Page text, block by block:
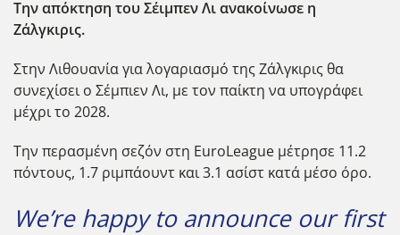
Την απόκτηση του Σέιμπεν Λι ανακοίνωσε η
Ζάλγκιρις.
Στην Λιθουανία για λογαριασμό της Ζάλγκιρις θα
συνεχίσει ο Σέμπιεν Λι, με τον παίκτη να υπογράφει
μέχρι το 2028.
Την περασμένη σεζόν στη EuroLeague μέτρησε 11.2
πόντους, 1.7 ριμπάουντ και 3.1 ασίστ κατά μέσο όρο.
We’re happy to announce our first